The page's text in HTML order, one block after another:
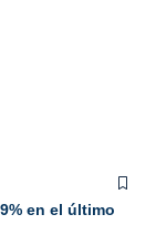
en el último